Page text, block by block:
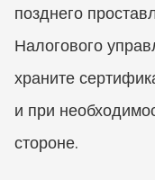
позднего
Налогового
храните
и при
стороне.